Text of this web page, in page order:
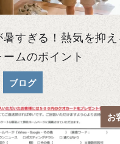
暑すぎる！熱気を抑
ームのポイント
ブログ
お